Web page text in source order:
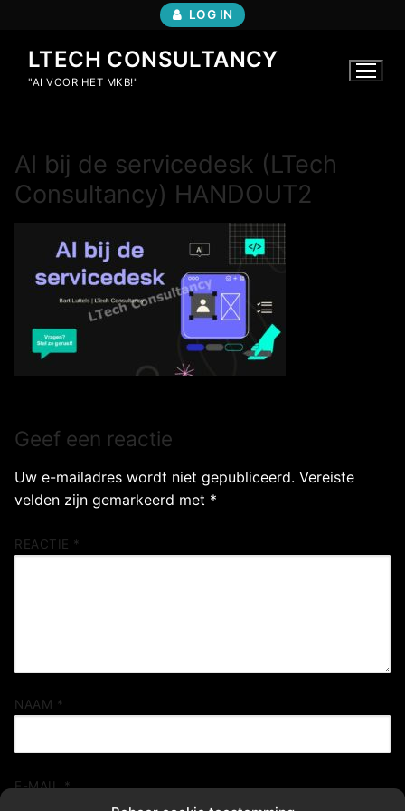
inhoud
LOG IN
LTECH CONSULTANCY
"AI VOOR HET MKB!"
AI bij de servicedesk (LTech
Consultancy) HANDOUT2
Geef een reactie
Uw e-mailadres wordt niet gepubliceerd. Vereiste
velden zijn gemarkeerd met *
REACTIE *
NAAM *
E-MAIL*